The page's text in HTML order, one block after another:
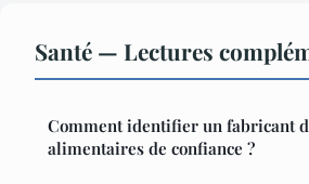
Santé — Lectures
Comment identifier un fabricant
alimentaires de confiance ?